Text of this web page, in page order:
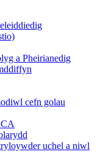
a Pheirianedig
cefn golau
uchel a niwl